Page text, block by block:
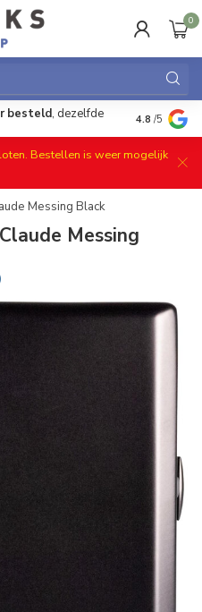
0
besteld, dezelfde Gratis
4.8 /5
Bestellen is weer mogelijk
Messing Black
Messing